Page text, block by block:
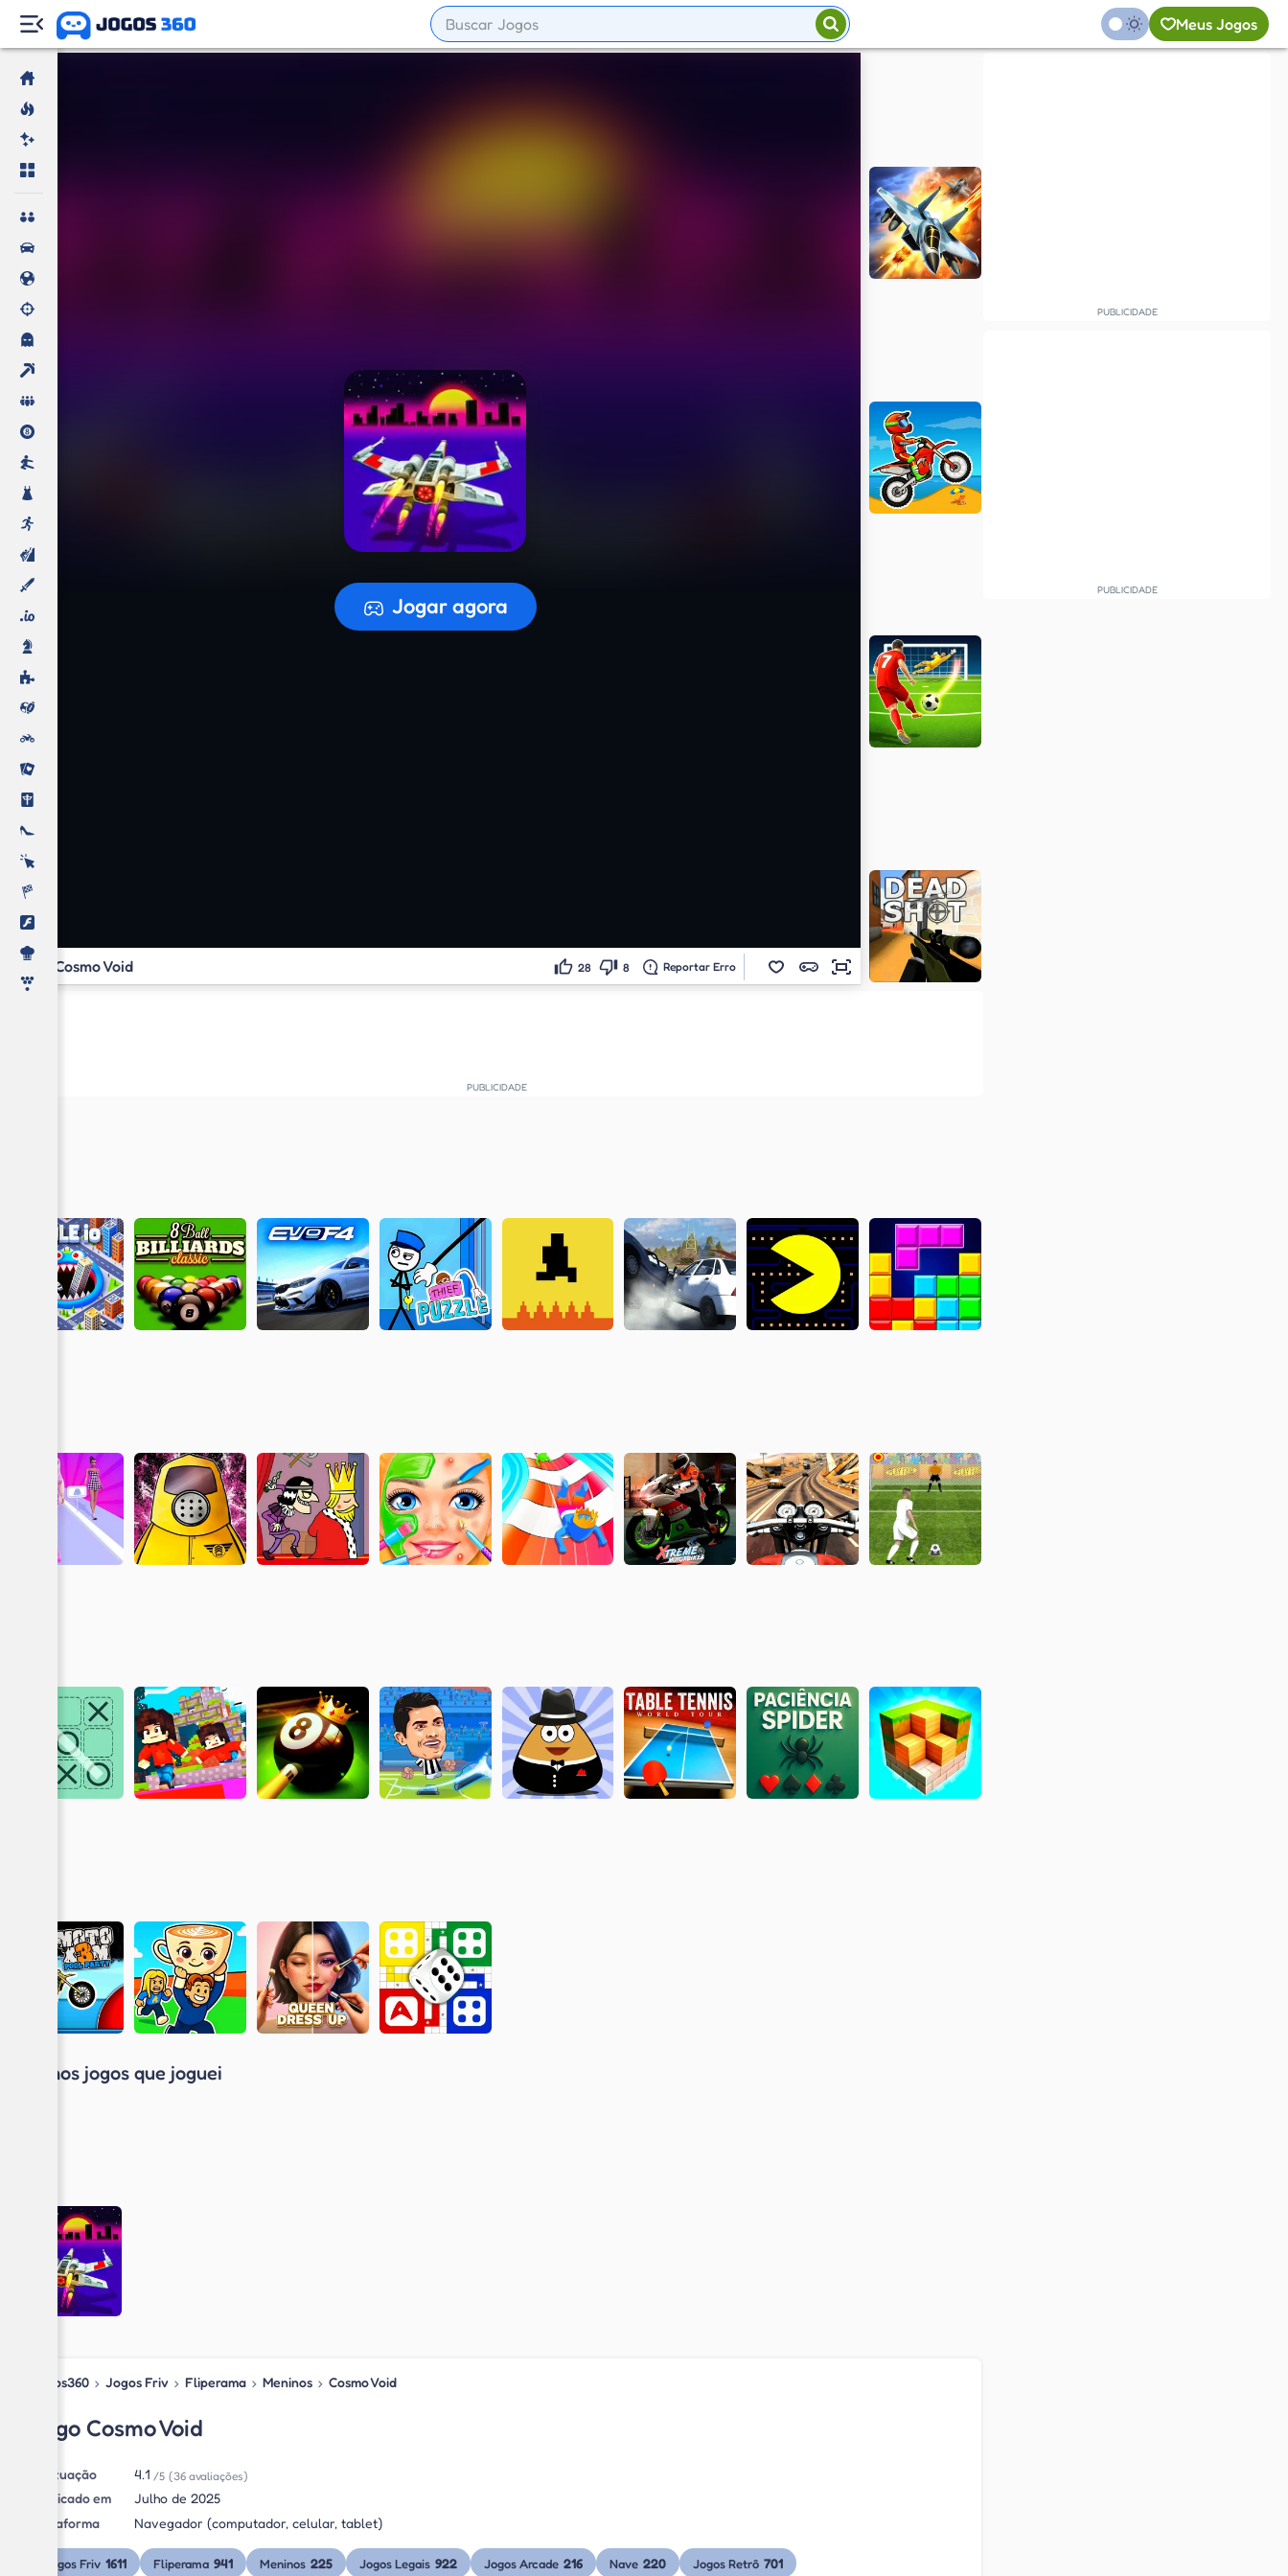
Meus Jogos
Jogar agora
A preparar o jogo...
Cosmo Void 28 8 Reportar Erro
Últimos jogos que joguei
Jogos360 › Jogos Friv › Fliperama › Meninos › Cosmo Void
Jogo Cosmo Void
Pontuação 4.1 /5 (36 avaliações)
Publicado em
Julho de 2025
Plataforma
Navegador (computador, celular, tablet)
Jogos Friv 1611 Fliperama 941 Meninos 225 Jogos Legais 922 Jogos Arcade 216 Nave 220 Jogos Retrô 701